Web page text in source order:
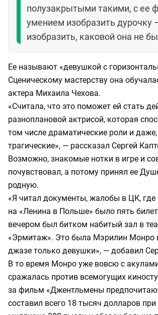
полузакрытыми такими, с ее
умением изобразить дурочку
изобразить, каковой она не
Ее называют «девушкой с
Сценическому мастерству она
актера Михаила Чехова.
«Считала, что это поможет ей стать
разноплановой актрисой, которая
том числе драматические роли и
трагические», — рассказал Сергей
Возможно, знакомые нотки в игре и
почувствовал, а потому принял ее
родную.
«Я читал документы, жалобы в ЦК, где
на «Ленина в Польше» было пять
вечером был битком набитый зал в
«Эрмитаж». Это была Мэрилин Монро
джазе только девушки», — добавил
В то время Монро уже вовсю с
сражалась против всемогущих
за фильм «Джентльмены
составил всего 18 тысяч долларов